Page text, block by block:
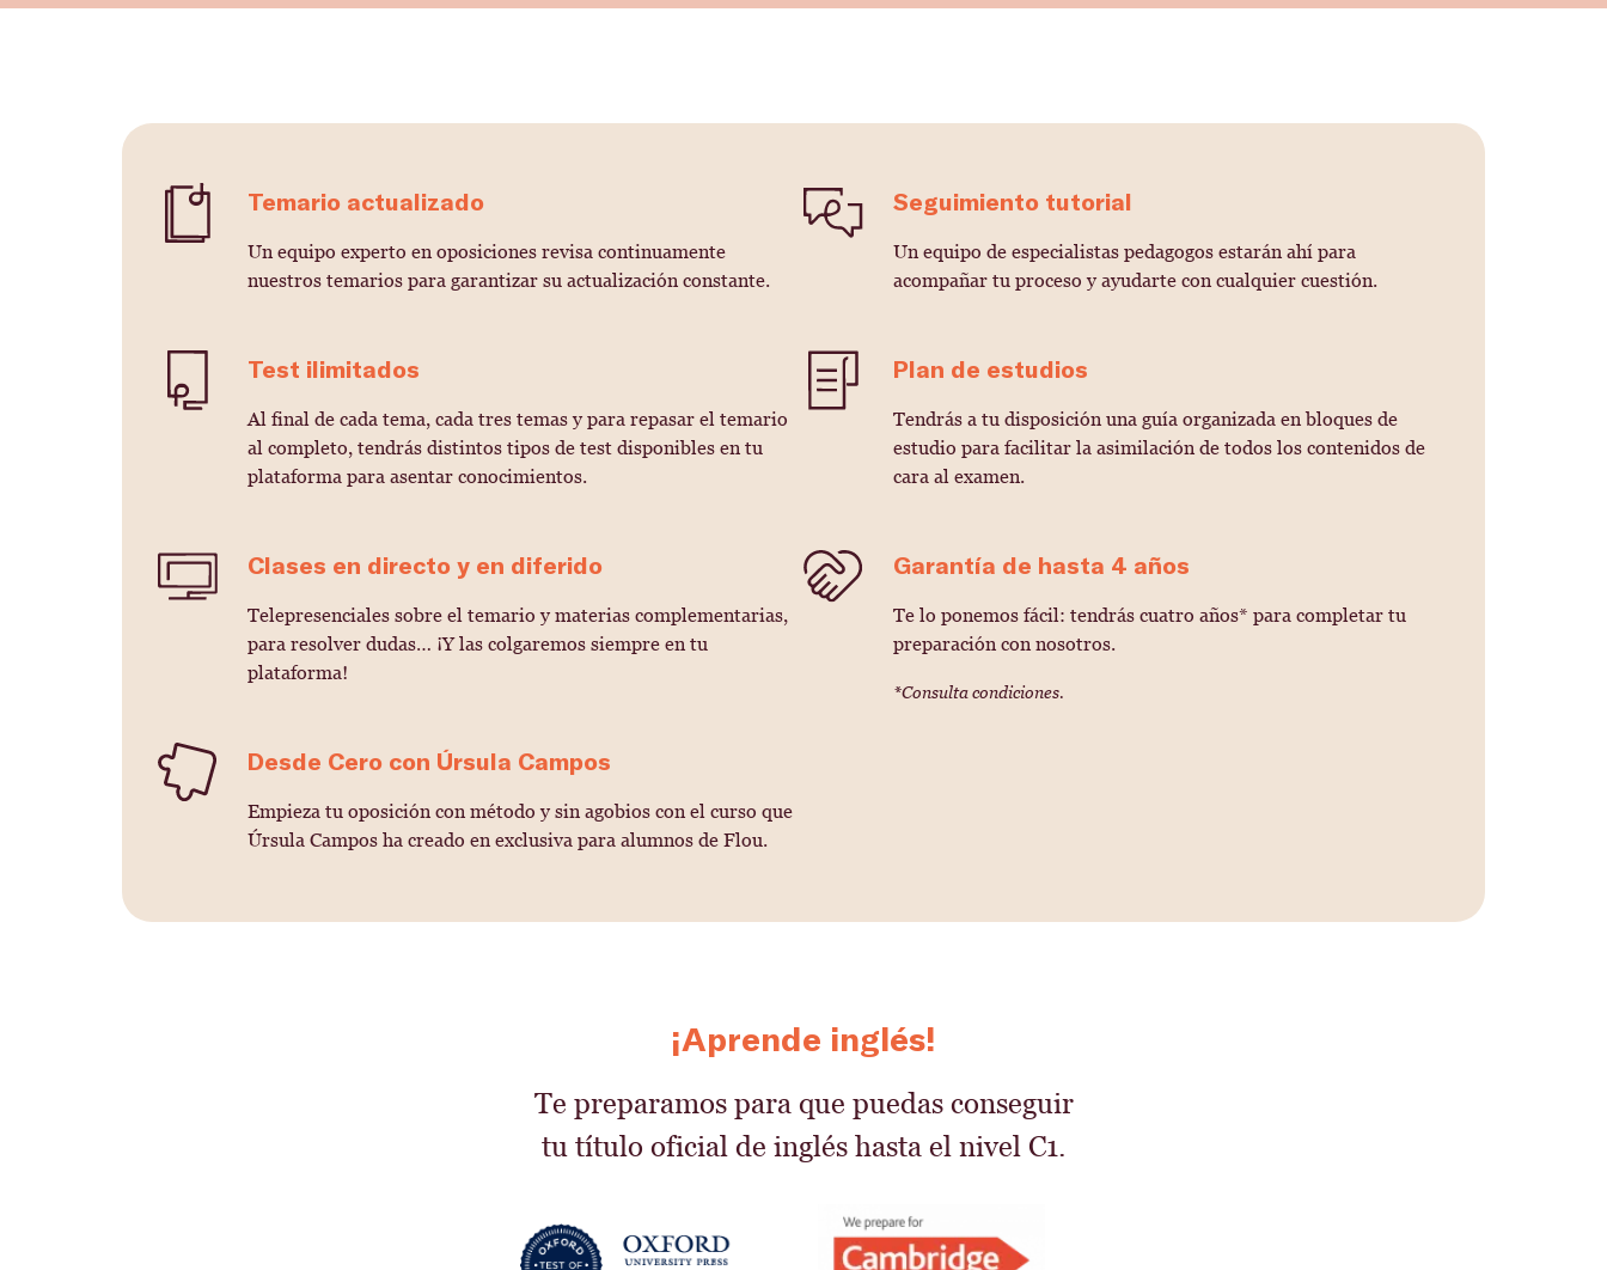
Temario actualizado
Un equipo experto en oposiciones revisa continuamente
nuestros temarios para garantizar su actualización constante.
Seguimiento tutorial
Un equipo de especialistas pedagogos estarán ahí para
acompañar tu proceso y ayudarte con cualquier cuestión.
Test ilimitados
Al final de cada tema, cada tres temas y para repasar el temario
al completo, tendrás distintos tipos de test disponibles en tu
plataforma para asentar conocimientos.
Plan de estudios
Tendrás a tu disposición una guía organizada en bloques de
estudio para facilitar la asimilación de todos los contenidos de
cara al examen.
Clases en directo y en diferido
Telepresenciales sobre el temario y materias complementarias,
para resolver dudas… ¡Y las colgaremos siempre en tu
plataforma!
Garantía de hasta 4 años
Te lo ponemos fácil: tendrás cuatro años* para completar tu
preparación con nosotros.
*Consulta condiciones.
Desde Cero con Úrsula Campos
Empieza tu oposición con método y sin agobios con el curso que
Úrsula Campos ha creado en exclusiva para alumnos de Flou.
¡Aprende inglés!
Te preparamos para que puedas conseguir
tu título oficial de inglés hasta el nivel C1.